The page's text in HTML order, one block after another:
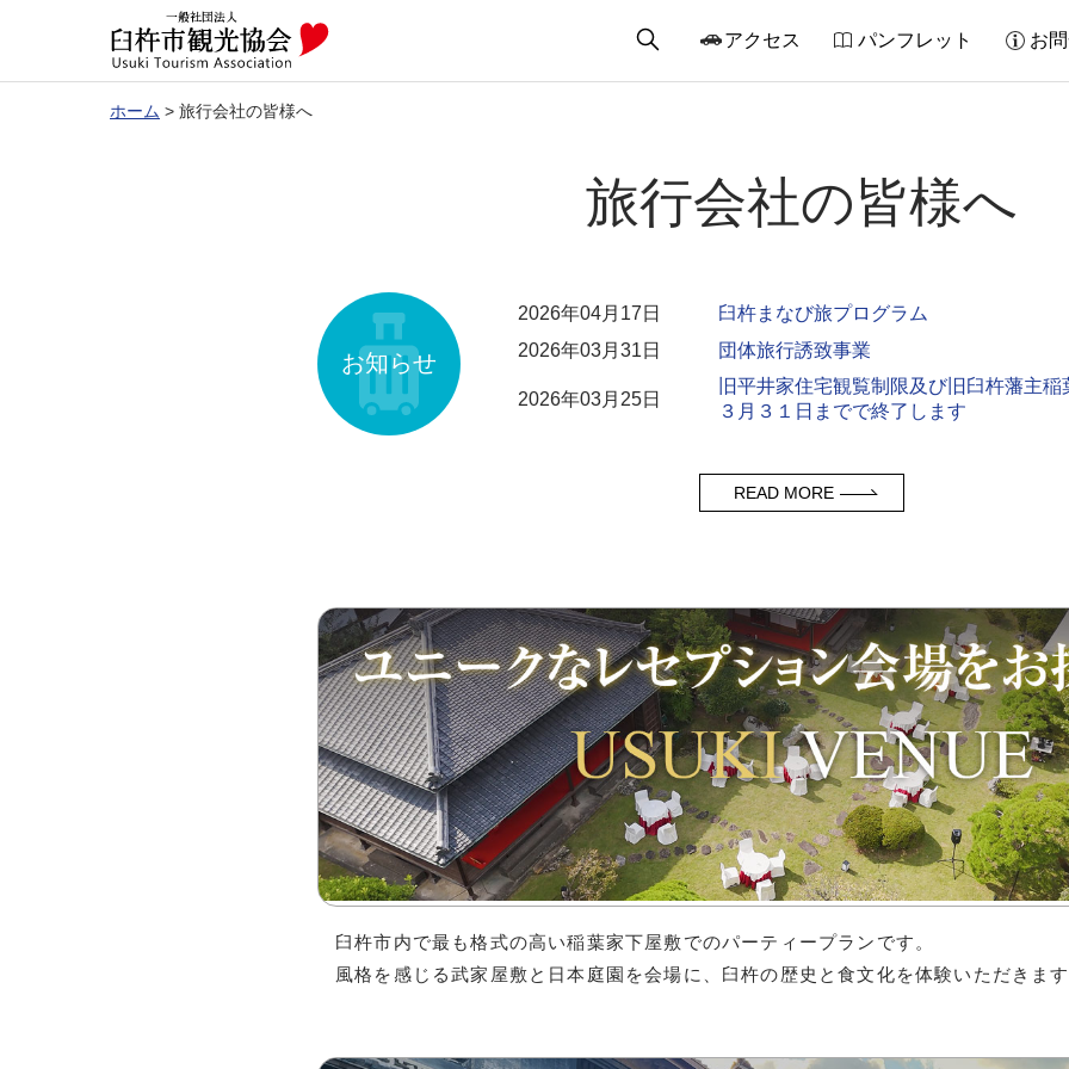
アクセス パンフレット お
ホーム > 旅行会社の皆様へ
旅行会社の皆様へ
お知らせ
2026年04月17日
臼杵まなび旅プログラム
2026年03月31日
団体旅行誘致事業
2026年03月25日
旧平井家住宅観覧制限及び旧臼杵藩主
３月３１日までで終了します
READ MORE
臼杵市内で最も格式の高い稲葉家下屋敷でのパーティープランです。
風格を感じる武家屋敷と日本庭園を会場に、臼杵の歴史と食文化を体験いただきま